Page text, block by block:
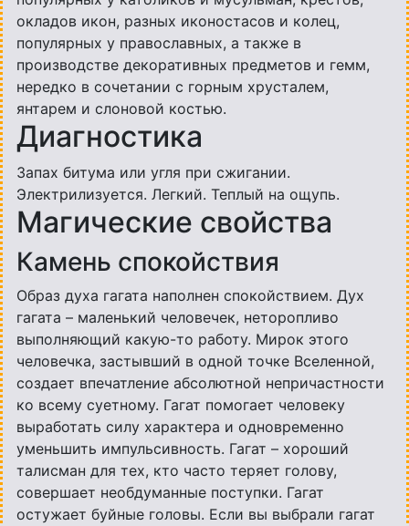
окладов икон, разных иконостасов и колец,
популярных у православных, а также в
производстве декоративных предметов и гемм,
нередко в сочетании с горным хрусталем,
янтарем и слоновой костью.
Диагностика
Запах битума или угля при сжигании.
Электрилизуется. Легкий. Теплый на ощупь.
Магические свойства
Камень спокойствия
Образ духа гагата наполнен спокойствием. Дух
гагата – маленький человечек, неторопливо
выполняющий какую-то работу. Мирок этого
человечка, застывший в одной точке Вселенной,
создает впечатление абсолютной непричастности
ко всему суетному. Гагат помогает человеку
выработать силу характера и одновременно
уменьшить импульсивность. Гагат – хороший
талисман для тех, кто часто теряет голову,
совершает необдуманные поступки. Гагат
остужает буйные головы. Если вы выбрали гагат